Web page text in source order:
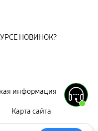
информация
Карта сайта
НОВИНОК?